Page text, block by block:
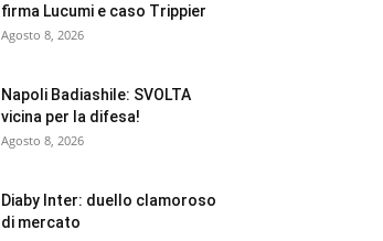
firma Lucumi e caso Trippier
Agosto 8, 2026
Napoli Badiashile: SVOLTA
vicina per la difesa!
Agosto 8, 2026
Diaby Inter: duello clamoroso
di mercato